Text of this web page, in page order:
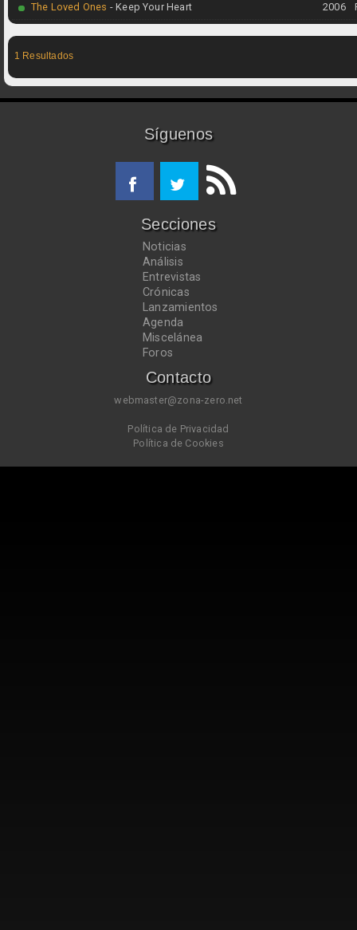
The Loved Ones - Keep Your Heart 2006
1 Resultados
Síguenos
Secciones
Noticias
Análisis
Entrevistas
Crónicas
Lanzamientos
Agenda
Miscelánea
Foros
Contacto
webmaster@zona-zero.net
Política de Privacidad
Política de Cookies